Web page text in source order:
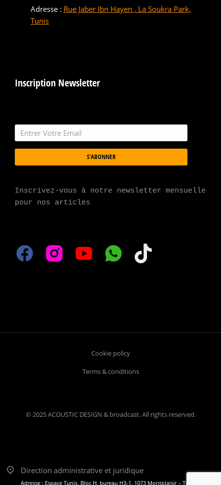
Adresse : Rue Jaber Ibn Hayen , La Soukra Park,
Tunis
Inscription Newsletter
S'ABONNER
Inscrivez-vous à notre newsletter mensuelle
pour nos articles
© 2025 ACOUSTIC DESIGN & broadcast. All rights reserved.
Cookie policy
Terms & conditions
Direction administrative et juridique
Adresse : Espace Tunis, Bloc H, bureau H3-1, 1073 Montplaisir – Tunis